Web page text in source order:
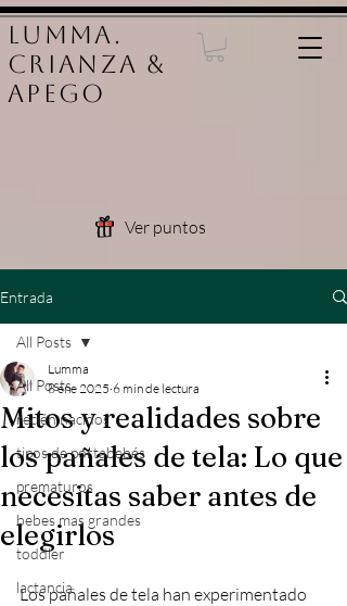
LUMMA.
Crianza &
Apego
Ver puntos
Entrada
All Posts
recién nacidos
tipos de portabebés
prematuros
bebes mas grandes
toddler
lactancia
All Posts
Mitos y realidades sobre
los pañales de tela: Lo que
necesitas saber antes de
elegirlos
Lumma
8 ene 2025 6 min de lectura
Los pañales de tela han experimentado